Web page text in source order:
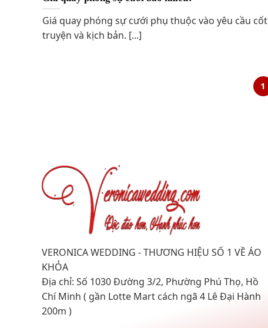
Giá quay phóng sự cưới phụ thuộc vào yêu cầu cốt
truyện và kịch bản. [...]
1
VERONICA WEDDING - THƯƠNG HIỆU SỐ 1 VỀ ÁO
KHỎA
Địa chỉ: Số 1030 Đường 3/2, Phường Phú Thọ, Hồ
Chí Minh ( gần Lotte Mart cách ngã 4 Lê Đại Hành
200m )